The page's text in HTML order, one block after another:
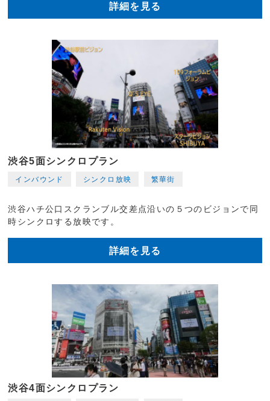
詳細を見る
渋谷5面シンクロプラン
インバウンド シンクロ放映 繁華街
渋谷ハチ公口スクランブル交差点沿いの５つのビジョンで同
時シンクロする放映です。
詳細を見る
渋谷4面シンクロプラン